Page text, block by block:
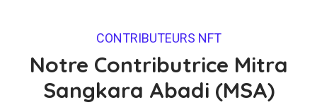
CONTRIBUTEURS NFT
Notre Contributrice Mitra
Sangkara Abadi (MSA)